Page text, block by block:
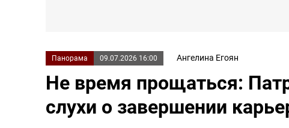
Панорама 09.07.2026 16:00 Ангелина Егоян
Не время прощаться:
слухи о завершении